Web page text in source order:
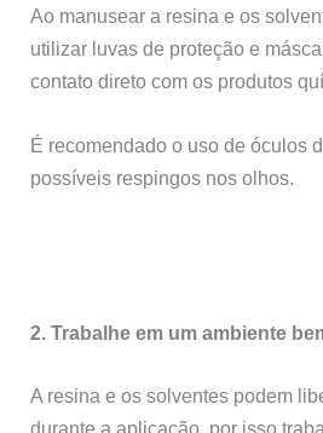
Ao manusear a resina e os
utilizar luvas de proteção e
contato direto com os produtos
É recomendado o uso de óculos
possíveis respingos nos olhos.
2. Trabalhe em um ambiente
A resina e os solventes podem
durante a aplicação, por isso